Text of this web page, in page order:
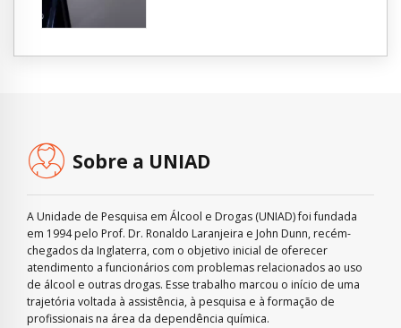
Sobre a UNIAD
A Unidade de Pesquisa em Álcool e Drogas (UNIAD) foi fundada
em 1994 pelo Prof. Dr. Ronaldo Laranjeira e John Dunn, recém-
chegados da Inglaterra, com o objetivo inicial de oferecer
atendimento a funcionários com problemas relacionados ao uso
de álcool e outras drogas. Esse trabalho marcou o início de uma
trajetória voltada à assistência, à pesquisa e à formação de
profissionais na área da dependência química.